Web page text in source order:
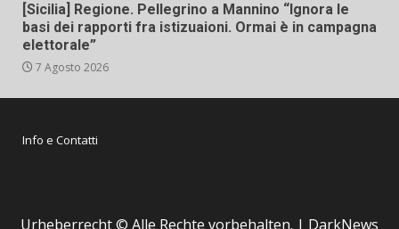
[Sicilia] Regione. Pellegrino a Mannino “Ignora le
basi dei rapporti fra istizuaioni. Ormai è in campagna
elettorale”
7 Agosto 2026
Info e Contatti
Urheberrecht © Alle Rechte vorbehalten. | DarkNews